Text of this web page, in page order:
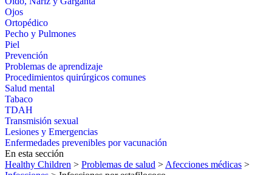
Ojos
Ortopédico
Pecho y Pulmones
Piel
Prevención
Problemas de aprendizaje
Procedimientos quirúrgicos comunes
Salud mental
Tabaco
TDAH
Transmisión sexual
Lesiones y Emergencias
Enfermedades prevenibles por vacunación
En esta sección
Healthy Children > Problemas de salud > Afecciones médicas >